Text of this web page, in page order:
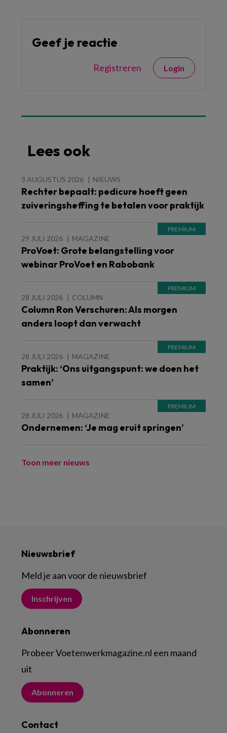
Geef je reactie
Registreren Login
Lees ook
3 AUGUSTUS 2026 NIEUWS
Rechter bepaalt: pedicure hoeft geen
zuiveringsheffing te betalen voor praktijk
29 JULI 2026 MAGAZINE
ProVoet: Grote belangstelling voor
webinar ProVoet en Rabobank
28 JULI 2026 COLUMN
Column Ron Verschuren: Als morgen
anders loopt dan verwacht
28 JULI 2026 MAGAZINE
Praktijk: ‘Ons uitgangspunt: we doen het
samen’
28 JULI 2026 MAGAZINE
Ondernemen: ‘Je mag eruit springen’
Toon meer nieuws
Nieuwsbrief
Meld je aan voor de nieuwsbrief
Inschrijven
Abonneren
Probeer Voetenwerkmagazine.nl een maand
uit
Abonneren
Contact